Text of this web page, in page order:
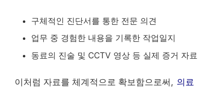
구체적인 진단서를 통한 전문 의견
업무 중 경험한 내용을 기록한 작업일지
동료의 진술 및 CCTV 영상 등 실제 증거 자료
이처럼 자료를 체계적으로 확보함으로써, 의료